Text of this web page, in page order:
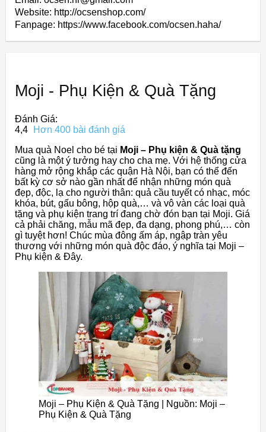
Website: http://ocsenshop.com/
Fanpage: https://www.facebook.com/ocsen.haha/
Moji - Phụ Kiện & Quà Tặng
Đánh Giá:
4,4
Hơn 400 bài đánh giá
Mua quà Noel cho bé tại Moji – Phụ kiện & Quà tặng
cũng là một ý tưởng hay cho cha mẹ. Với hệ thống cửa
hàng mở rộng khắp các quận Hà Nội, bạn có thể đến
bất kỳ cơ sở nào gần nhất để nhận những món quà
đẹp, độc, lạ cho người thân: quả cầu tuyết có nhạc, móc
khóa, bút, gấu bông, hộp quà,… và vô vàn các loại quà
tặng và phụ kiện trang trí đang chờ đón bạn tại Moji. Giá
cả phải chăng, mẫu mã đẹp, đa dạng, phong phú,… còn
gì tuyệt hơn! Chúc mùa đông ấm áp, ngập tràn yêu
thương với những món quà độc đáo, ý nghĩa tại Moji –
Phụ kiện & Đây.
Moji – Phụ Kiện & Quà Tặng | Nguồn: Moji –
Phụ Kiện & Quà Tặng